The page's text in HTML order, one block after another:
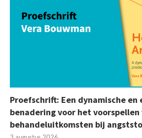
Proefschrift: Een dynamische
benadering voor het voorspellen
behandeluitkomsten bij